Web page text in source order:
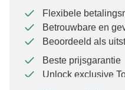
Flexibele
Betrouwbare en
Beoordeeld als
Beste prijsgarantie
Unlock exclusive